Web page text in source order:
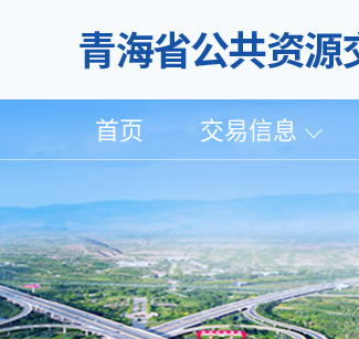
首页 交易信息